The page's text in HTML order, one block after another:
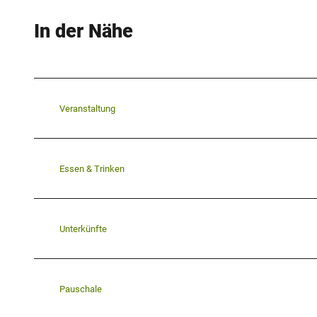
In der Nähe
Veranstaltung
Essen & Trinken
Unterkünfte
Pauschale